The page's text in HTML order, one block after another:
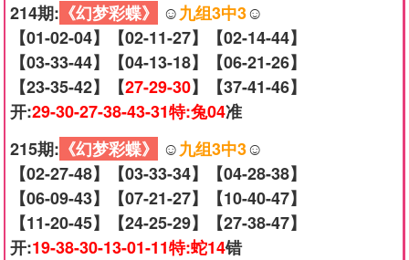
214期: 《幻梦彩蝶》 ☺️九组3中3☺️
【01-02-04】【02-11-27】【02-14-44】
【03-33-44】【04-13-18】【06-21-26】
【23-35-42】【27-29-30】【37-41-46】
开:29-30-27-38-43-31特:兔04准
215期: 《幻梦彩蝶》 ☺️九组3中3☺️
【02-27-48】【03-33-34】【04-28-38】
【06-09-43】【07-21-27】【10-40-47】
【11-20-45】【24-25-29】【27-38-47】
开:19-38-30-13-01-11特:蛇14错